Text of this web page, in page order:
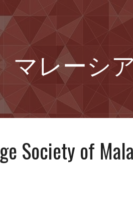
Skip to main content
マレーシ
Society of